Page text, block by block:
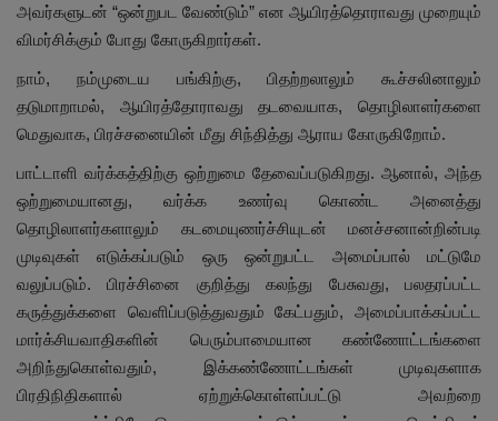
அவர்களுடன் “ஒன்றுபட வேண்டும்” என ஆயிரத்தொராவது முறையும்
விமர்சிக்கும் போது கோருகிறார்கள்.
நாம், நம்முடைய பங்கிற்கு, பிதற்றலாலும் கூச்சலினாலும்
தடுமாறாமல், ஆயிரத்தோராவது தடவையாக, தொழிலாளர்களை
மெதுவாக, பிரச்சனையின் மீது சிந்தித்து ஆராய கோருகிறோம்.
பாட்டாளி வர்க்கத்திற்கு ஒற்றுமை தேவைப்படுகிறது. ஆனால், அந்த
ஒற்றுமையானது, வர்க்க உணர்வு கொண்ட அனைத்து
தொழிலாளர்களாலும் கடமையுணர்ச்சியுடன் மனச்சனான்றின்படி
முடிவுகள் எடுக்கப்படும் ஒரு ஒன்றுபட்ட அமைப்பால் மட்டுமே
வலுப்படும். பிரச்சினை குறித்து கலந்து பேசுவது, பலதரப்பட்ட
கருத்துக்களை வெளிப்படுத்துவதும் கேட்பதும், அமைப்பாக்கப்பட்ட
மார்க்சியவாதிகளின் பெரும்பாமையான கண்ணோட்டங்களை
அறிந்துகொள்வதும், இக்கண்ணோட்டங்கள் முடிவுகளாக
பிரதிநிதிகளால் ஏற்றுக்கொள்ளப்பட்டு அவற்றை